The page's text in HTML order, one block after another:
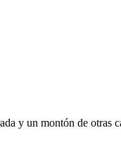
y un montón de otras